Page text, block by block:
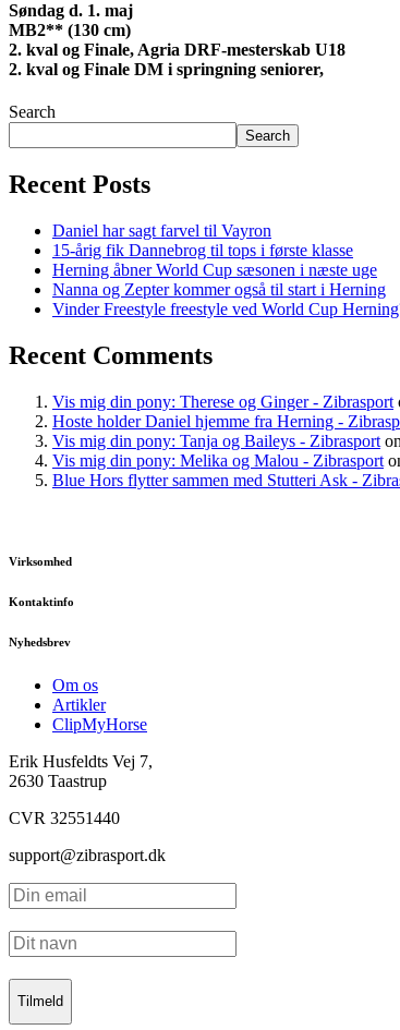
Søndag d. 1. maj
MB2** (130 cm)
2. kval og Finale, Agria DRF-mesterskab U18
2. kval og Finale DM i springning seniorer,
Search
Search
Recent Posts
Daniel har sagt farvel til Vayron
15-årig fik Dannebrog til tops i første klasse
Herning åbner World Cup sæsonen i næste uge
Nanna og Zepter kommer også til start i Herning
Vinder Freestyle freestyle ved World Cup
Recent Comments
Vis mig din pony: Therese og Ginger - Zibrasport
Hoste holder Daniel hjemme fra Herning -
Vis mig din pony: Tanja og Baileys - Zibrasport on
Vis mig din pony: Melika og Malou - Zibrasport
Blue Hors flytter sammen med Stutteri Ask -
Virksomhed
Kontaktinfo
Nyhedsbrev
Om os
Artikler
ClipMyHorse
Erik Husfeldts Vej 7,
2630 Taastrup
CVR 32551440
support@zibrasport.dk
Tilmeld